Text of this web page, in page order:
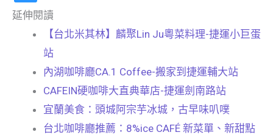
延伸閱讀
【台北米其林】麟聚Lin Ju粵菜料理-捷運小巨蛋
站
內湖咖啡廳CA.1 Coffee-搬家到捷運輔大站
CAFEIN硬咖啡大直典華店-捷運劍南路站
宜蘭美食：頭城阿宗芋冰城，古早味叭噗
台北咖啡廳推薦：8%ice CAFÉ 新菜單、新甜點